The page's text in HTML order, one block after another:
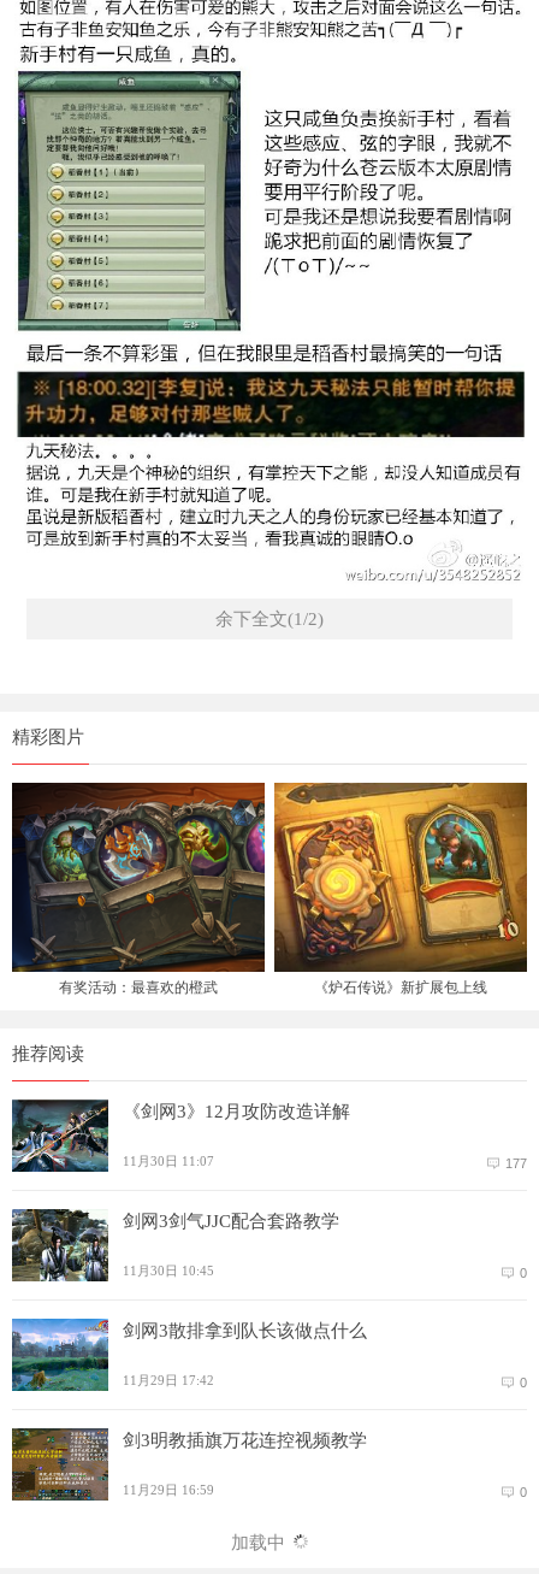
余下全文(1/2)
精彩图片
有奖活动：最喜欢的橙武 《炉石传说》新扩展包上线
推荐阅读
《剑网3》12月攻防改造详解
11月30日 11:07 177
剑网3剑气JJC配合套路教学
11月30日 10:45 0
剑网3散排拿到队长该做点什么
11月29日 17:42 0
剑3明教插旗万花连控视频教学
11月29日 16:59 0
加载中